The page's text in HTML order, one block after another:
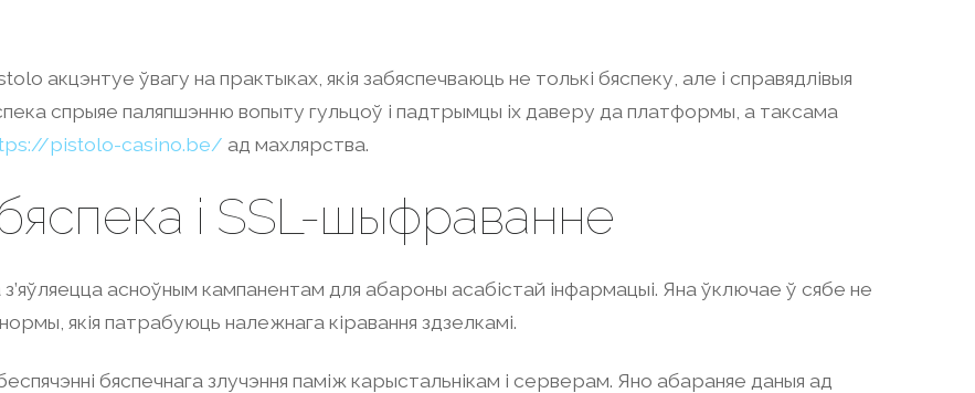
акцэнтуе ўвагу на практыках, якія забяспечваюць не толькі бяспеку, але і справядлівыя
спрыяе паляпшэнню вопыту гульцоў і падтрымцы іх даверу да платформы, а таксама
pistolo-casino.be/ ад махлярства.
і SSL-шыфраванне
асноўным кампанентам для абароны асабістай інфармацыі. Яна ўключае ў сябе не
якія патрабуюць належнага кіравання здзелкамі.
бяспечнага злучэння паміж карыстальнікам і серверам. Яно абараняе даныя ад